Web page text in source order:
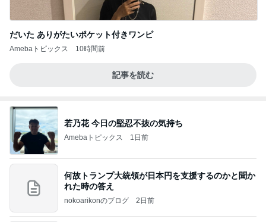
だいた ありがたいポケット付きワンピ
Amebaトピックス 10時間前
記事を読む
若乃花 今日の堅忍不抜の気持ち
Amebaトピックス 1日前
何故トランプ大統領が日本円を支援するのかと聞か
れた時の答え
nokoarikonのブログ 2日前